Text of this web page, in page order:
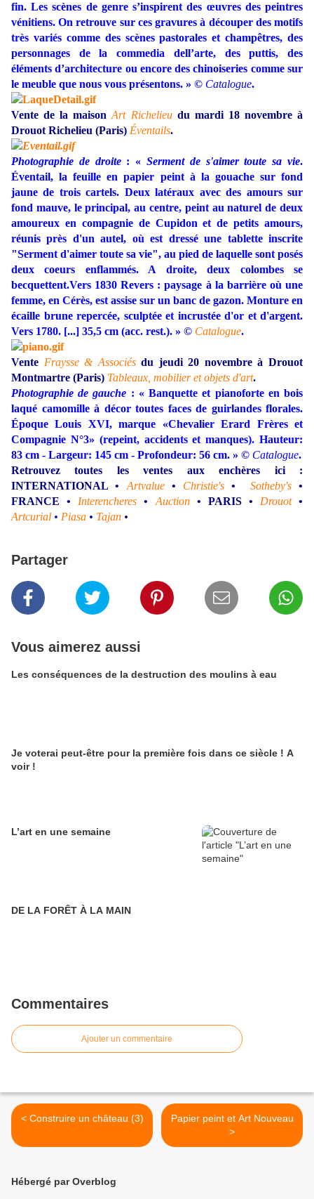
fin. Les scènes de genre s’inspirent des œuvres des peintres
vénitiens. On retrouve sur ces gravures à découper des motifs
très variés comme des scènes pastorales et champêtres, des
personnages de la commedia dell’arte, des puttis, des
éléments d’architecture ou encore des chinoiseries comme sur
le meuble que nous vous présentons. » © Catalogue.
Vente de la maison Art Richelieu du mardi 18 novembre à
Drouot Richelieu (Paris) Éventails.
Photographie de droite: «Serment de s'aimer toute sa vie.
Éventail, la feuille en papier peint à la gouache sur fond
jaune de trois cartels. Deux latéraux avec des amours sur
fond mauve, le principal, au centre, peint au naturel de deux
amoureux en compagnie de Cupidon et de petits amours,
réunis près d'un autel, où est dressé une tablette inscrite
"Serment d'aimer toute sa vie", au pied de laquelle sont posés
deux coeurs enflammés. A droite, deux colombes se
becquettent.Vers 1830 Revers : paysage à la barrière où une
femme, en Cérès, est assise sur un banc de gazon. Monture en
écaille brune repercée, sculptée et incrustée d'or et d'argent.
Vers 1780. [...] 35,5 cm (acc. rest.). » © Catalogue.
Vente Fraysse & Associés du jeudi 20 novembre à Drouot
Montmartre (Paris) Tableaux, mobilier et objets d'art.
Photographie de gauche : « Banquette et pianoforte en bois
laqué camomille à décor toutes faces de guirlandes florales.
Époque Louis XVI, marque «Chevalier Erard Frères et
Compagnie N°3» (repeint, accidents et manques). Hauteur:
83 cm - Largeur: 145 cm - Profondeur: 56 cm. » © Catalogue.
Retrouvez toutes les ventes aux enchères ici :
INTERNATIONAL •
Artvalue • Christie's • Sotheby's
•
FRANCE •
Interencheres • Auction • PARIS • Drouot •
Artcurial • Piasa • Tajan •
Partager
Vous aimerez aussi
Les conséquences de la destruction des moulins à eau
Je voterai peut-être pour la première fois dans ce siècle ! A
voir !
L’art en une semaine
DE LA FORÊT À LA MAIN
Commentaires
Ajouter un commentaire
< Construire un château (3)
Papier peint et Art Nouveau
>
Hébergé par Overblog